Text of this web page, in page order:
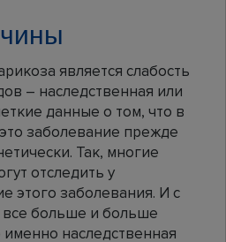
является слабость
– наследственная или
данные о том, что в
заболевание прежде
Так, многие
отследить у
этого заболевания. И с
больше и больше
именно наследственная